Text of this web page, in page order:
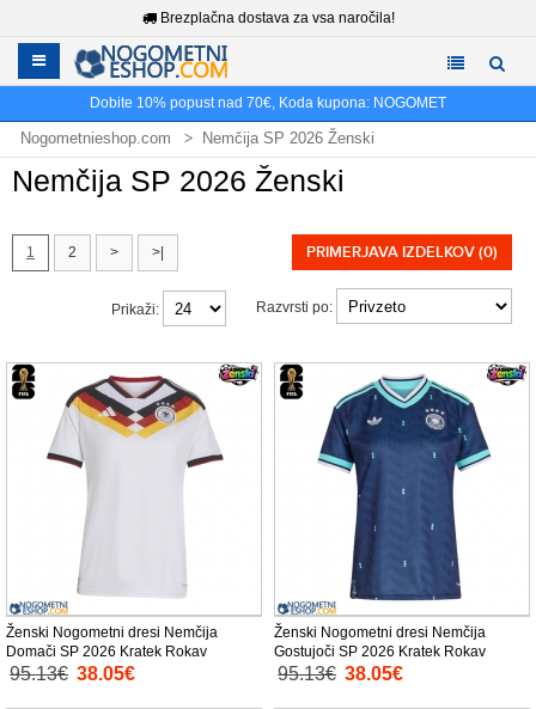
Brezplačna dostava za vsa naročila!
Dobite 10% popust nad 70€, Koda kupona: NOGOMET
Nogometnieshop.com Nemčija SP 2026 Ženski
Nemčija SP 2026 Ženski
1 2 > >| PRIMERJAVA IZDELKOV (0)
Razvrsti po:
Prikaži:
Ženski Nogometni dresi Nemčija
Domači SP 2026 Kratek Rokav
95.13€ 38.05€
Ženski Nogometni dresi Nemčija
Gostujoči SP 2026 Kratek Rokav
95.13€ 38.05€